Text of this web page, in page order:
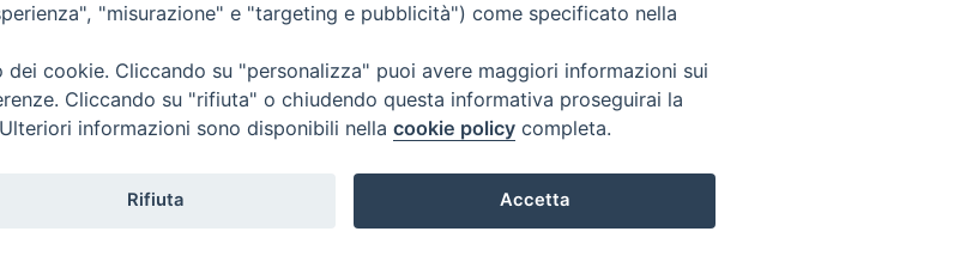
"misurazione" e "targeting e pubblicità") come specificato nella
cookie. Cliccando su "personalizza" puoi avere maggiori informazioni sui
Cliccando su "rifiuta" o chiudendo questa informativa proseguirai la
informazioni sono disponibili nella cookie policy completa.
Rifiuta Accetta